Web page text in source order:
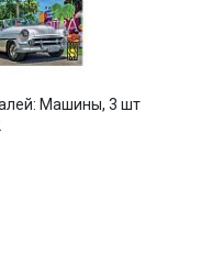
Машины, 3 шт